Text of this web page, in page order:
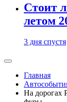
Стоит
летом
3 дня спустя
Главная
На дорогах